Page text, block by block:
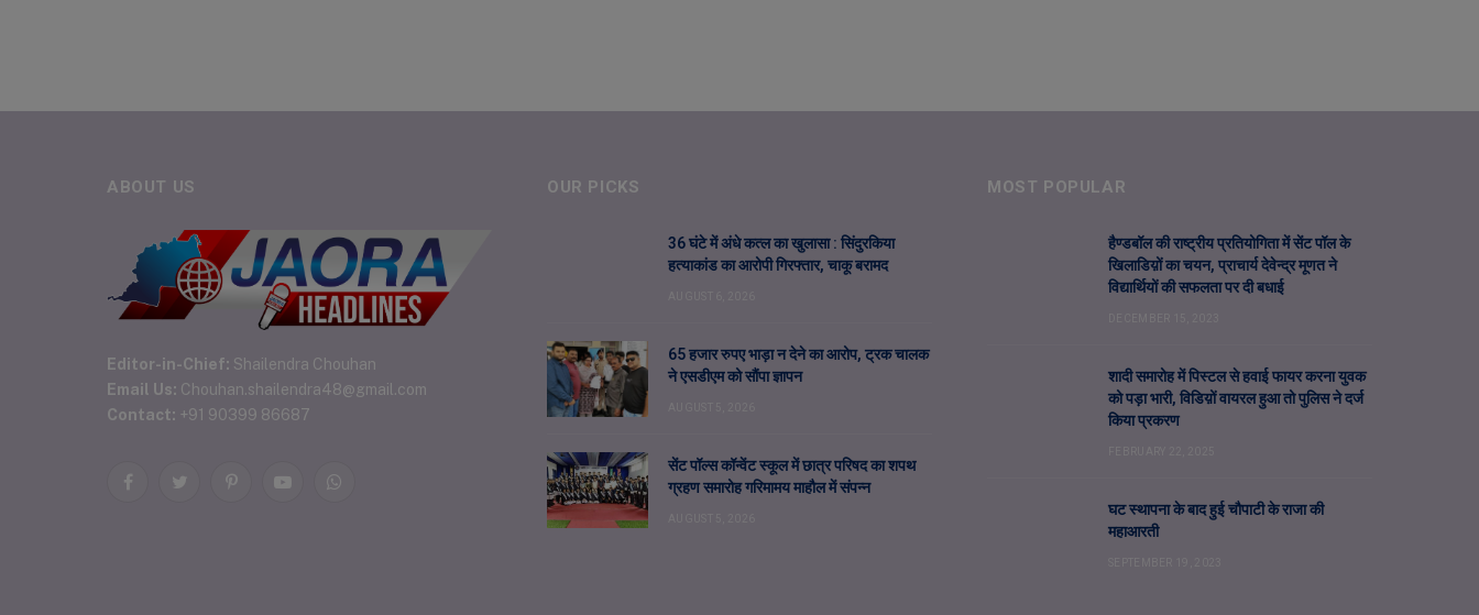
ABOUT US
Editor-in-Chief: Shailendra Chouhan
Email Us: Chouhan.shailendra48@gmail.com
Contact: +91 90399 86687
FacebookTwitterPinterestYouTubeWhatsApp
OUR PICKS
36 घंटे में अंधे कत्ल का खुलासा : सिंदुरकिया
हत्याकांड का आरोपी गिरफ्तार, चाकू बरामद
65 हजार रुपए भाड़ा न देने का आरोप, ट्रक चालक
ने एसडीएम को सौंपा ज्ञापन
सेंट पॉल्स कॉन्वेंट स्कूल में छात्र परिषद का शपथ
ग्रहण समारोह गरिमामय माहौल में संपन्न
MOST POPULAR
हैण्डबॉल की राष्ट्रीय प्रतियोगिता में सेंट पॉल के
खिलाडिय़ों का चयन, प्राचार्य देवेन्द्र मूणत ने
विद्यार्थियों की सफलता पर दी बधाई
शादी समारोह में पिस्टल से हवाई फायर करना युवक
को पड़ा भारी, विडिय़ों वायरल हुआ तो पुलिस ने दर्ज
किया प्रकरण
घट स्थापना के बाद हुई चौपाटी के राजा की
महाआरती